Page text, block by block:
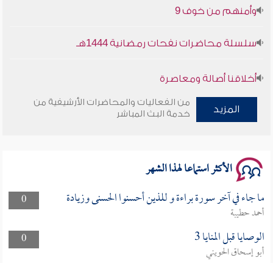
وأمنهم من خوف 9
سلسلة محاضرات نفحات رمضانية 1444هـ
أخلاقنا أصالة ومعاصرة
وأمنهم من خوف 9
المزيد
من الفعاليات والمحاضرات الأرشيفية من
خدمة البث المباشر
الأكثر استماعا لهذا الشهر
0 ما جاء في آخر سورة براءة و للذين أحسنوا الحسنى وزيادة
أحمد حطيبة
0
الوصايا قبل المنايا 3
أبو إسحاق الحويني